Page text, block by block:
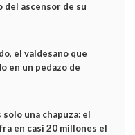
ascensor de su
sus últimos minutos
el valdesano que
en un pedazo de
solo una chapuza: el
en casi 20 millones el